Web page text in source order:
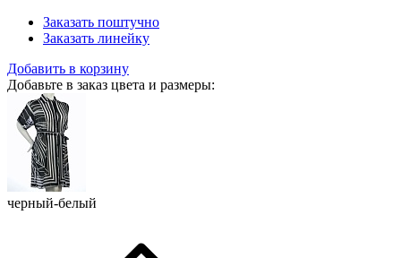
Заказать поштучно
Заказать линейку
Добавить в корзину
Добавьте в заказ цвета и размеры:
черный-белый